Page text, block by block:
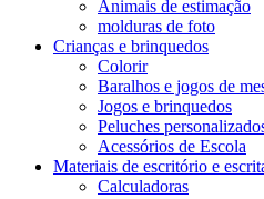
Animais de estimação
molduras de foto
Crianças e brinquedos
Colorir
Baralhos e jogos de
Jogos e brinquedos
Peluches
Acessórios de Escola
Materiais de escritório e
Calculadoras